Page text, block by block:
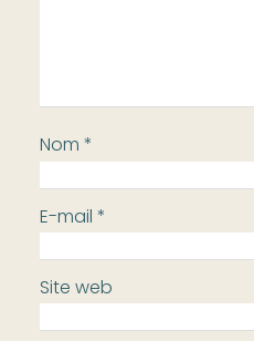
Nom*
E-mail*
Site web